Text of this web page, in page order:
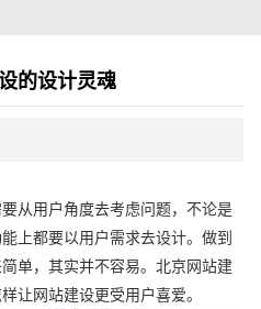
的设计灵魂
从用户角度去考虑问题，不论是
上都要以用户需求去设计。做到
单，其实并不容易。北京网站建
让网站建设更受用户喜爱。